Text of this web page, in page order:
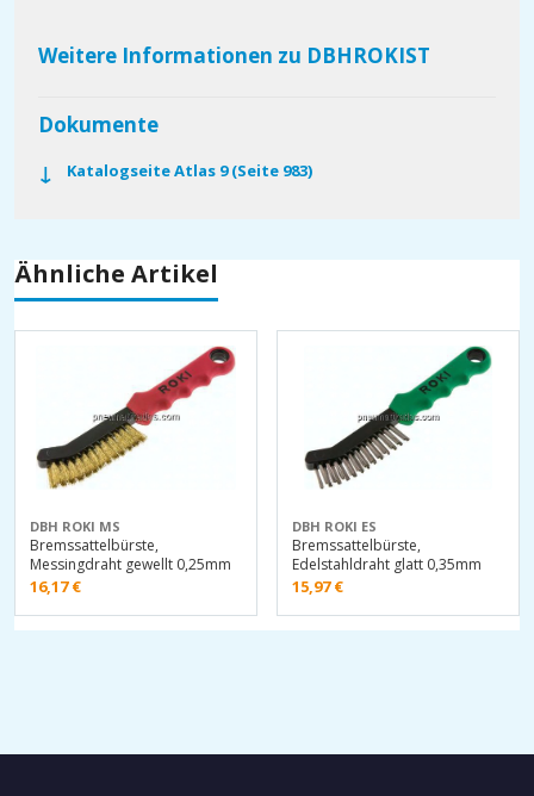
Weitere Informationen zu DBHROKIST
Dokumente
Katalogseite Atlas 9 (Seite 983)
Ähnliche Artikel
DBH ROKI MS
Bremssattelbürste,
Messingdraht gewellt 0,25mm
16,17€
DBH ROKI ES
Bremssattelbürste,
Edelstahldraht glatt 0,35mm
15,97€